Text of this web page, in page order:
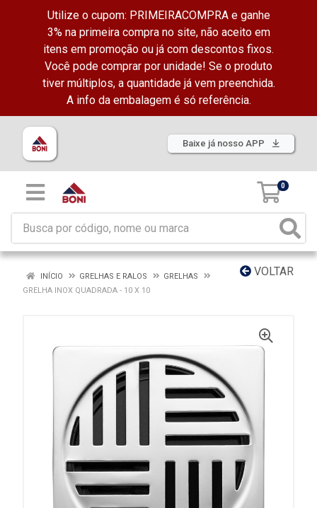
Utilize o cupom: PRIMEIRACOMPRA e ganhe
3% na primeira compra no site, não aceito em
itens em promoção ou já com descontos fixos.
Você pode comprar por unidade! Se o produto
tiver múltiplos, a quantidade já vem preenchida.
A info da embalagem é só referência.
Baixe já nosso APP
0
VOLTAR
INÍCIO GRELHAS E RALOS
GRELHAS
GRELHA INOX QUADRADA - 10 X 10